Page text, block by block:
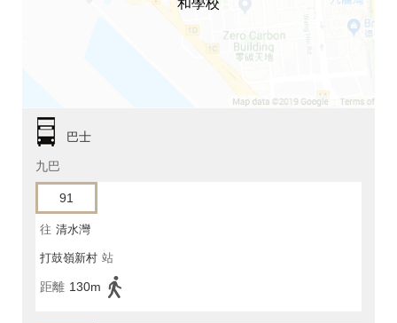
巴士
九巴
91
往 清水灣
打鼓嶺新村 站
距離 130m